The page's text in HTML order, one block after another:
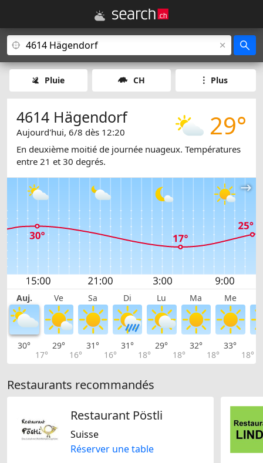
Pluie CH Plus
29°
4614 Hägendorf
Aujourd'hui, 6/8 dès 12:20
En deuxième moitié de journée nuageux. Températures
entre 21 et 30 degrés.
Auj. Ve Sa Di Lu Ma Me
30°
17°
29°
16°
31°
16°
31°
18°
29°
18°
32°
18°
33°
18°
Restaurants recommandés
Restaurant Pöstli
Suisse
Réserver une table